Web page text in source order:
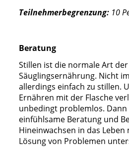
Teilnehmerbegrenzung:10
Beratung
Stillen ist die normale Art der
Säuglingsernährung. Nicht
allerdings einfach zu stillen.
Ernähren mit der Flasche
unbedingt problemlos.
einfühlsame Beratung und
Hineinwachsen in das
Lösung von Problemen